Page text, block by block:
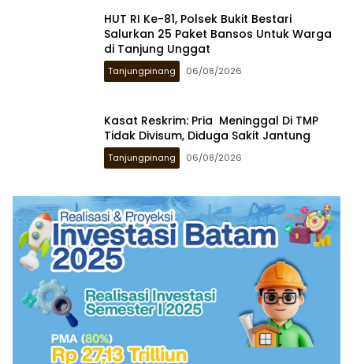
HUT RI Ke-81, Polsek Bukit Bestari
Salurkan 25 Paket Bansos Untuk Warga
di Tanjung Unggat
Tanjungpinang 06/08/2026
Kasat Reskrim: Pria Meninggal Di TMP
Tidak Divisum, Diduga Sakit Jantung
Tanjungpinang 06/08/2026